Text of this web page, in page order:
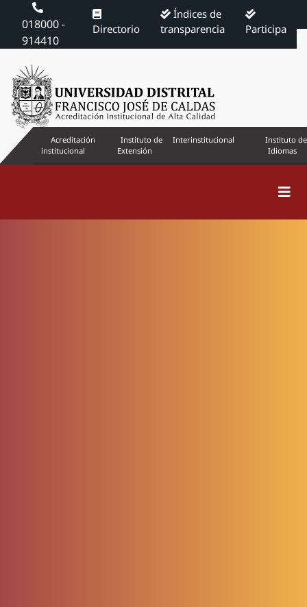
018000 -
914410
Directorio
Índices de
transparencia
Participa
Acreditación
institucional
Instituto de
Extensión
Interinstitucional
Instituto de
Idiomas